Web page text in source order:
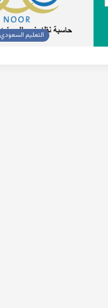
التعليم السعودي